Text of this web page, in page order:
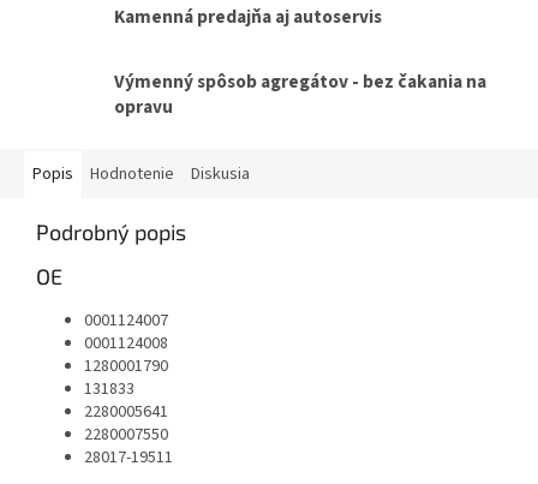
Kamenná predajňa aj autoservis
Výmenný spôsob agregátov - bez čakania na
opravu
Popis Hodnotenie Diskusia
Podrobný popis
OE
0001124007
0001124008
1280001790
131833
2280005641
2280007550
28017-19511